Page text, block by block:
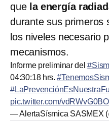
que la energía
durante sus primeros
los niveles necesario
mecanismos.
Informe preliminar del
04:30:18 hrs.
pic.twitter.com/
— AlertaSísmica SASMEX